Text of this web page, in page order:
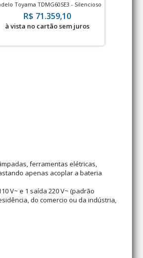
Toyama TDMG60SE3 - Silencioso
- Motor 81 HP - Partida Elétrica
R$ 71.359,10
à vista no cartão sem juros
ferramentas elétricas,
apenas acoplar a bateria
V~ e 1 saída 220 V~ (padrão
do comercio ou da indústria,